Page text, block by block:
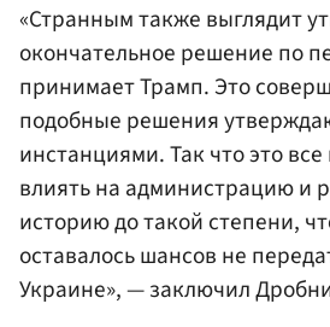
«Странным также выглядит
окончательное решение по
принимает Трамп. Это
подобные решения
инстанциями. Так что это
влиять на администрацию и
историю до такой степени,
оставалось шансов не
Украине», — заключил